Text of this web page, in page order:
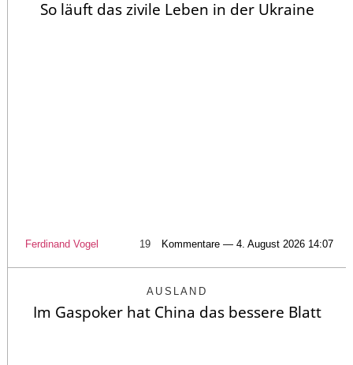
So läuft das zivile Leben in der Ukraine
Ferdinand Vogel 19 Kommentare — 4. August 2026 14:07
AUSLAND
Im Gaspoker hat China das bessere Blatt